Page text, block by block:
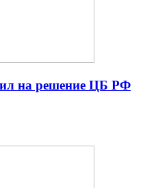
на решение ЦБ РФ